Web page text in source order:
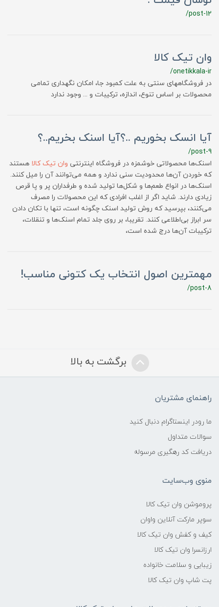
/post-12
وان تیک کالا
/onetikkala-ir
در فروشگاههای سنتی به علت كمبود جا، امكان نگهداری تمامی
محصولات بر اساس تنوع، اندازه، تركیبات و ... وجود ندارد
آیا انسک بخوریم ..؟آیا اسنک بخریم..؟
/post-9
اسنک‌ها محصولاتی خوشمزه در فروشگاه اینترنتی وان تیک کالا هستند
که خوردن آن‌ها محدودیت سنی ندارد و همه می‌توانند آن را میل کنند.
اسنک‌ها در انواع طعم‌ها و شکل‌ها تولید شده و طرفداران پر و پا قرص
زیادی دارند. شاید اگر از اغلب افرادی که این محصولات را مصرف
می‌کنند، بپرسید که روش تولید اسنک چگونه است، تنها با تکان دادن
سر ابراز بی‌اطلاعی کنند. تقریبا، بر روی جلد تمام اسنک‌ها و تنقلات،
ترکیبات آن‌ها درج شده است،
مهمترین اصول انتخاب یک کتونی مناسب!
/post-8
برگشت به بالا
راهنمای مشتریان
ما رودر اینستاگرام دنبال کنید
سوالات متداول
دریافت کد رهگیری مرسوله
منوی وب‌سایت
پروموشن وان تیک کالا
سوپر مارکت آنلاین واوان
کیف و کفش وان تیک کالا
ارزانسرا وان تیک کالا
زیبایی و سلامت خانواده
پت شاپ وان تیک کالا